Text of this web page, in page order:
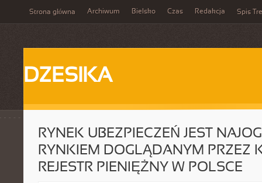
Strona główna Archiwum Bielsko Czas Redakcja Spis
DZESIKA
RYNEK UBEZPIECZEŃ JEST
RYNKIEM DOGLĄDANYM PRZEZ
REJESTR PIENIĘŻNY W POLSCE